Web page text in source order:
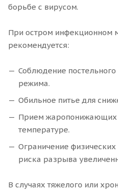
борьбе с вирусом.
При остром инфекционном
рекомендуется:
Соблюдение постельного
режима.
Обильное питье для
Прием жаропонижающих
температуре.
Ограничение
риска разрыва
В случаях тяжелого или